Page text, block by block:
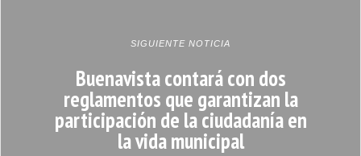
SIGUIENTE NOTICIA
Buenavista contará con dos
reglamentos que garantizan la
participación de la ciudadanía en
la vida municipal